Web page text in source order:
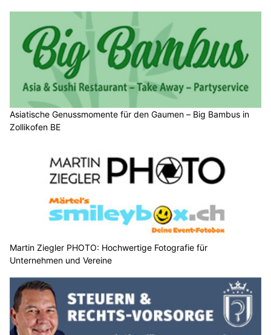
Asiatische Genussmomente für den Gaumen – Big Bambus in
Zollikofen BE
Martin Ziegler PHOTO: Hochwertige Fotografie für
Unternehmen und Vereine